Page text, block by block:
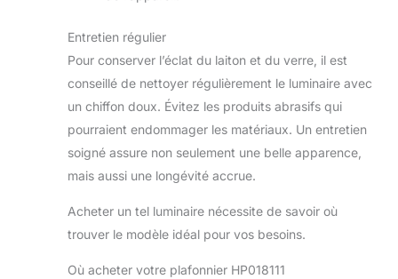
Entretien régulier
Pour conserver l’éclat du laiton et du verre, il est
conseillé de nettoyer régulièrement le luminaire avec
un chiffon doux. Évitez les produits abrasifs qui
pourraient endommager les matériaux. Un entretien
soigné assure non seulement une belle apparence,
mais aussi une longévité accrue.
Acheter un tel luminaire nécessite de savoir où
trouver le modèle idéal pour vos besoins.
Où acheter votre plafonnier HP018111